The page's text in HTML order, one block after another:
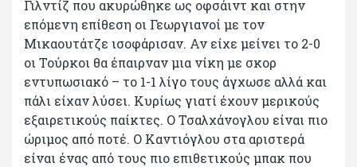
Γιλντίζ που ακυρώθηκε ως οφσάιντ και στην
επόμενη επίθεση οι Γεωργιανοί με τον
Μικαουτάτζε ισοφάρισαν. Αν είχε μείνει το 2-0
οι Τούρκοι θα έπαιρναν μια νίκη με σκορ
εντυπωσιακό – το 1-1 λίγο τους άγχωσε αλλά και
πάλι είχαν λύσει. Κυρίως γιατί έχουν μερικούς
εξαιρετικούς παίκτες. Ο Τσαλχάνογλου είναι πιο
ώριμος από ποτέ. Ο Καντιόγλου στα αριστερά
είναι ένας από τους πιο επιθετικούς μπακ που